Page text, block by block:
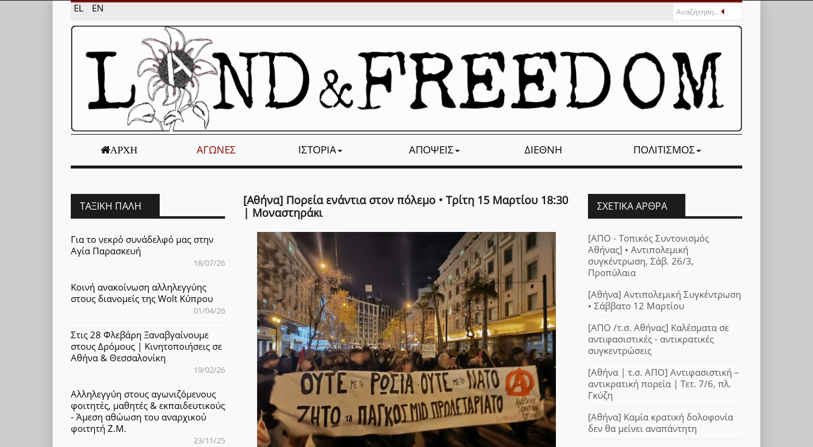
EL EN
ΑΡΧΉ ΑΓΏΝΕΣ ΙΣΤΟΡΊΑ ΑΠΌΨΕΙΣ ΔΙΕΘΝΉ ΠΟΛΙΤΙΣΜΌΣ
[Αθήνα] Πορεία ενάντια στον πόλεμο • Τρίτη 15 Μαρτίου 18:30
| Μοναστηράκι
ΤΑΞΙΚΉ ΠΆΛΗ
Για το νεκρό συνάδελφό μας στην
Αγία Παρασκευή
18/07/26
Κοινή ανακοίνωση αλληλεγγύης
στους διανομείς της Wolt Κύπρου
01/04/26
Στις 28 Φλεβάρη Ξαναβγαίνουμε
στους Δρόμους | Κινητοποιήσεις σε
Αθήνα & Θεσσαλονίκη
19/02/26
Αλληλεγγύη στους αγωνιζόμενους
φοιτητές, μαθητές & εκπαιδευτικούς
- Άμεση αθώωση του αναρχικού
φοιτητή Ζ.Μ.
23/11/25
ΣΧΕΤΙΚΆ ΆΡΘΡΑ
[ΑΠΟ - Τοπικός Συντονισμός
Αθήνας] • Αντιπολεμική
συγκέντρωση, Σάβ. 26/3,
Προπύλαια
[Αθήνα] Αντιπολεμική Συγκέντρωση
• Σάββατο 12 Μαρτίου
[ΑΠΟ /τ.σ. Αθήνας] Καλέσματα σε
αντιφασιστικές - αντικρατικές
συγκεντρώσεις
[Αθήνα | τ.σ. ΑΠΟ] Αντιφασιστική –
αντικρατική πορεία | Τετ. 7/6, πλ.
Γκύζη
[Αθήνα] Καμία κρατική δολοφονία
δεν θα μείνει αναπάντητη